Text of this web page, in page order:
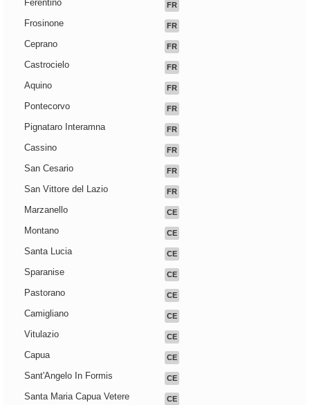
Ferentino FR
Frosinone FR
Ceprano FR
Castrocielo FR
Aquino FR
Pontecorvo FR
Pignataro Interamna FR
Cassino FR
San Cesario FR
San Vittore del Lazio FR
Marzanello CE
Montano CE
Santa Lucia CE
Sparanise CE
Pastorano CE
Camigliano CE
Vitulazio CE
Capua CE
Sant'Angelo In Formis CE
Santa Maria Capua Vetere CE